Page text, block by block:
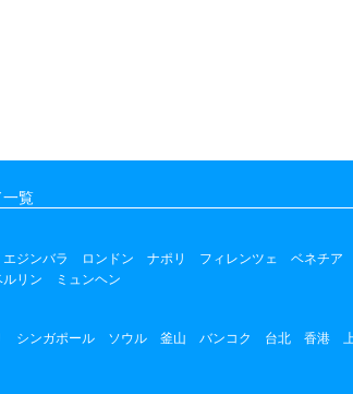
覧
エジンバラ ロンドン ナポリ フィレンツェ ベネチア
ルリン ミュンヘン
シンガポール ソウル 釜山 バンコク 台北 香港